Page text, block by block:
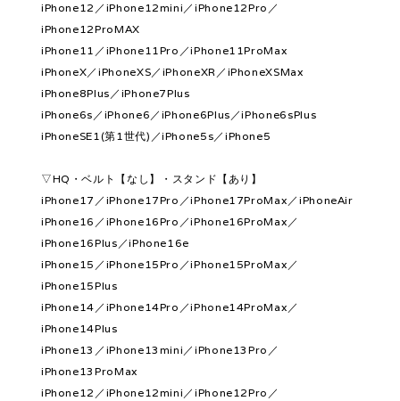
iPhone12／iPhone12mini／iPhone12Pro／
iPhone12ProMAX
iPhone11／iPhone11Pro／iPhone11ProMax
iPhoneX／iPhoneXS／iPhoneXR／iPhoneXSMax
iPhone8Plus／iPhone7Plus
iPhone6s／iPhone6／iPhone6Plus／iPhone6sPlus
iPhoneSE1(第1世代)／iPhone5s／iPhone5
▽HQ・ベルト【なし】・スタンド【あり】
iPhone17／iPhone17Pro／iPhone17ProMax／iPhoneAir
iPhone16／iPhone16Pro／iPhone16ProMax／
iPhone16Plus／iPhone16e
iPhone15／iPhone15Pro／iPhone15ProMax／
iPhone15Plus
iPhone14／iPhone14Pro／iPhone14ProMax／
iPhone14Plus
iPhone13／iPhone13mini／iPhone13Pro／
iPhone13ProMax
iPhone12／iPhone12mini／iPhone12Pro／